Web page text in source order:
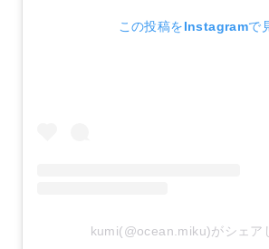
この投稿をInstagramで
kumi(@ocean.miku)がシェア